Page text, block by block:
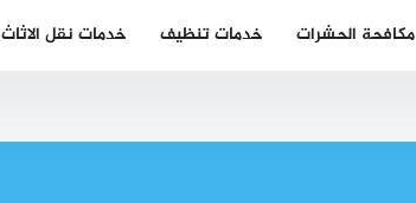
مكافحة الحشرات خدمات تنظيف خدمات نقل الاثاث